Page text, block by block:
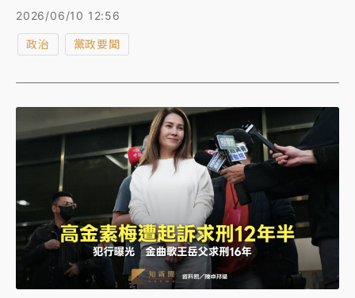
梅等人詐領助理費等費用一共787萬元，今依《貪污治
罪條例》利用職務機會詐取財物、《刑法》詐欺取財、
《醫療器材管理法》意圖供應未經核准擅自輸入醫療器
以上。而高金素梅今（10）日也發聲，強調「無罣礙
故，無有恐怖」，要大家放心，黑夜一定會結束。
2026/06/10 12:56
政治 黨政要聞